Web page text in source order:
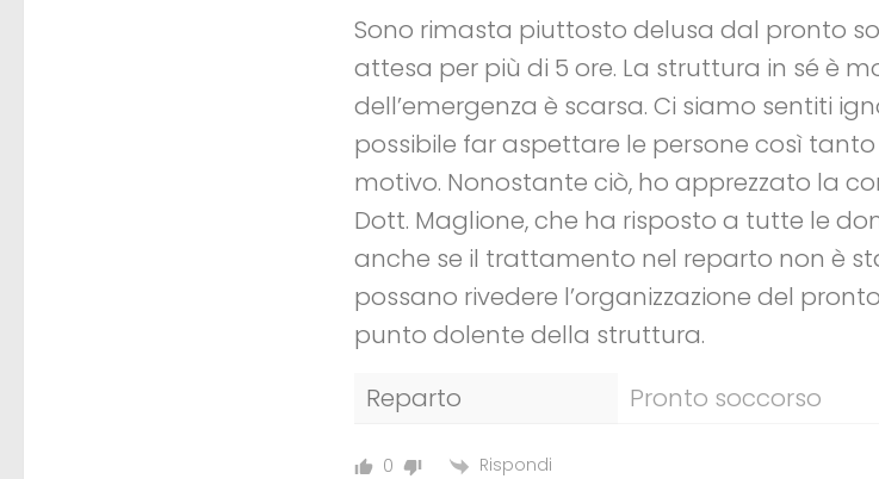
Sono rimasta piuttosto delusa dal pronto
attesa per più di 5 ore. La struttura in sé è
dell’emergenza è scarsa. Ci siamo sentiti
possibile far aspettare le persone così
motivo. Nonostante ciò, ho apprezzato la
Dott. Maglione, che ha risposto a tutte le
anche se il trattamento nel reparto non è
possano rivedere l’organizzazione del
punto dolente della struttura.
Reparto
Pronto soccorso
0 Rispondi